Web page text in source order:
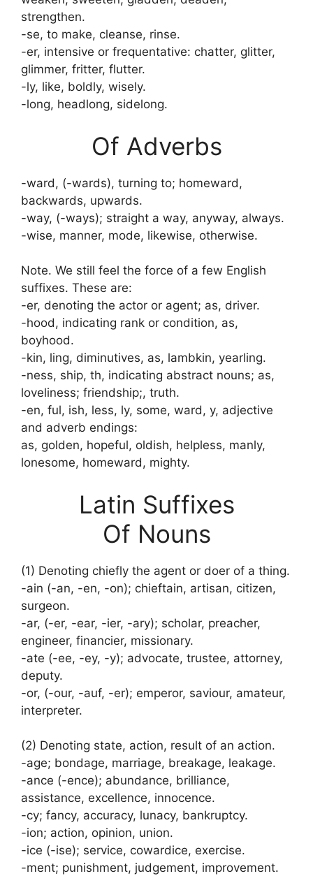
strengthen.
-se, to make, cleanse, rinse.
-er, intensive or frequentative: chatter, glitter,
glimmer, fritter, flutter.
-ly, like, boldly, wisely.
-long, headlong, sidelong.
Of Adverbs
-ward, (-wards), turning to; homeward,
backwards, upwards.
-way, (-ways); straight a way, anyway, always.
-wise, manner, mode, likewise, otherwise.
Note. We still feel the force of a few English
suffixes. These are:
-er, denoting the actor or agent; as, driver.
-hood, indicating rank or condition, as,
boyhood.
-kin, ling, diminutives, as, lambkin, yearling.
-ness, ship, th, indicating abstract nouns; as,
loveliness; friendship;, truth.
-en, ful, ish, less, ly, some, ward, y, adjective
and adverb endings:
as, golden, hopeful, oldish, helpless, manly,
lonesome, homeward, mighty.
Latin Suffixes
Of Nouns
(1) Denoting chiefly the agent or doer of a thing.
-ain (-an, -en, -on); chieftain, artisan, citizen,
surgeon.
-ar, (-er, -ear, -ier, -ary); scholar, preacher,
engineer, financier, missionary.
-ate (-ee, -ey, -y); advocate, trustee, attorney,
deputy.
-or, (-our, -auf, -er); emperor, saviour, amateur,
interpreter.
(2) Denoting state, action, result of an action.
-age; bondage, marriage, breakage, leakage.
-ance (-ence); abundance, brilliance,
assistance, excellence, innocence.
-cy; fancy, accuracy, lunacy, bankruptcy.
-ion; action, opinion, union.
-ice (-ise); service, cowardice, exercise.
-ment; punishment, judgement, improvement.